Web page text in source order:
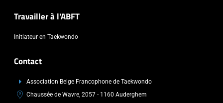
Travailler à l'ABFT
Initiateur en Taekwondo
Contact
Association Belge Francophone de Taekwondo
Chaussée de Wavre, 2057 - 1160 Auderghem